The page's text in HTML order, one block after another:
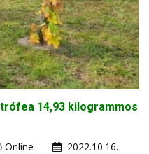
14,93 kilogrammos
Online
2022.10.16.